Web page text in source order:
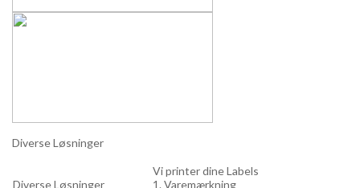
Diverse Løsninger
Diverse Løsninger
Vi printer dine Labels
1. Varemærkning